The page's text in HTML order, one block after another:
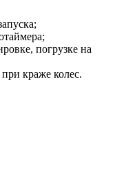
погрузке на
краже колес.